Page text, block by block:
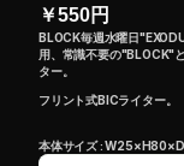
￥550円
BLOCK毎週水曜日
用、常識不要の
ター。
フリント式BICライター。
本体サイズ :